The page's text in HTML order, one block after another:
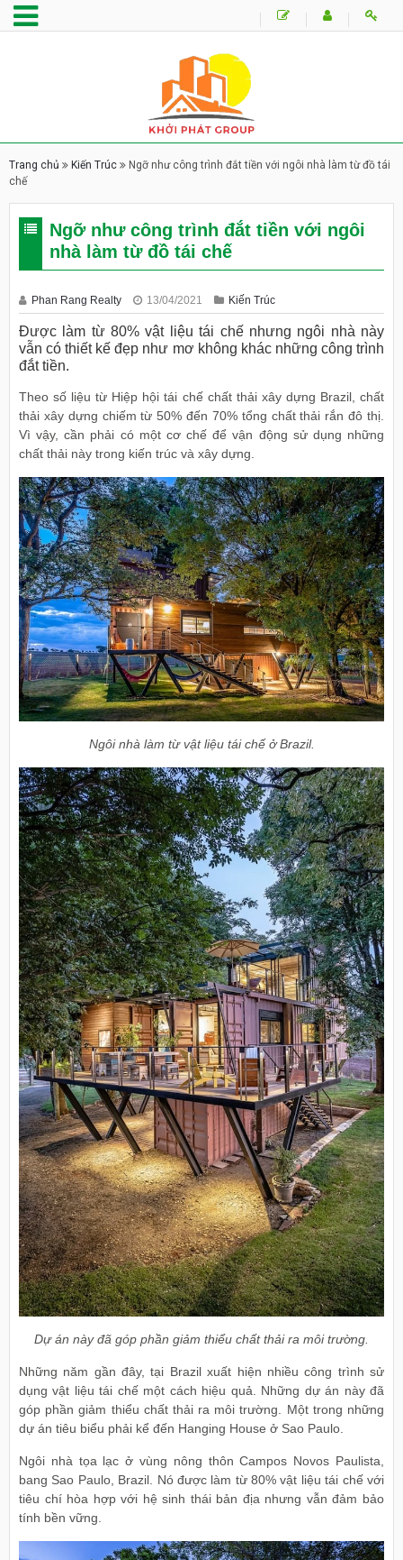
Trang chủ Kiến Trúc
Ngỡ như công trình đắt tiền với ngôi nhà làm từ đồ tái
chế
Ngỡ như công trình đắt tiền với ngôi
nhà làm từ đồ tái chế
Phan Rang Realty 13/04/2021 Kiến Trúc
Được làm từ 80% vật liệu tái chế nhưng ngôi nhà này
vẫn có thiết kế đẹp như mơ không khác những công trình
đắt tiền.
Theo số liệu từ Hiệp hội tái chế chất thải xây dựng Brazil, chất
thải xây dựng chiếm từ 50% đến 70% tổng chất thải rắn đô thị.
Vì vậy, cần phải có một cơ chế để vận động sử dụng những
chất thải này trong kiến trúc và xây dựng.
Ngôi nhà làm từ vật liệu tái chế ở Brazil.
Dự án này đã góp phần giảm thiểu chất thải ra môi trường.
Những năm gần đây, tại Brazil xuất hiện nhiều công trình sử
dụng vật liệu tái chế một cách hiệu quả. Những dự án này đã
góp phần giảm thiểu chất thải ra môi trường. Một trong những
dự án tiêu biểu phải kể đến Hanging House ở Sao Paulo.
Ngôi nhà tọa lạc ở vùng nông thôn Campos Novos Paulista,
bang Sao Paulo, Brazil. Nó được làm từ 80% vật liệu tái chế với
tiêu chí hòa hợp với hệ sinh thái bản địa nhưng vẫn đảm bảo
tính bền vững.